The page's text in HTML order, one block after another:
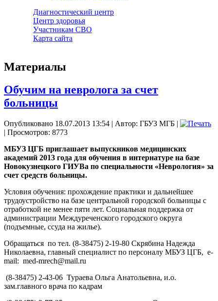
Диагностический центр
Центр здоровья
Участникам СВО
Карта сайта
Материалы
Обучим на невролога за счет
больницы
Опубликовано 18.07.2013 13:54 | Автор: ГБУЗ МГБ |
| Просмотров: 8773
МБУЗ ЦГБ приглашает выпускников медицинских
академий 2013 года для обучения в интернатуре на базе
Новокузнецкого ГИУВа по специальности «Неврология» за
счет средств больницы.
Условия обучения: прохождение практики и дальнейшее
трудоустройство на базе центральной городской больницы с
отработкой не менее пяти лет. Социальная поддержка от
администрации Междуреченского городского округа
(подъемные, ссуда на жилье).
Обращаться по тел. (8-38475) 2-19-80 Скрябина Надежда
Николаевна, главный специалист по персоналу МБУЗ ЦГБ, e-
mail: med-mrech@mail.ru
(8-38475) 2-43-06 Тураева Ольга Анатольевна, и.о.
зам.главного врача по кадрам